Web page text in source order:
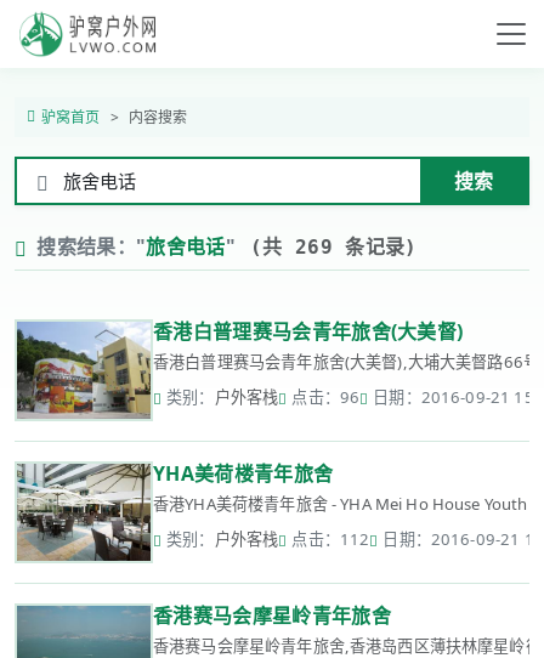
驴窝首页 内容搜索
搜索
搜索结果："旅舍电话" (共 269 条记录)
香港白普理赛马会青年旅舍(大美督)
香港白普理赛马会青年旅舍(大美督),大埔大美督路66
类别： 户外客栈 点击：96 日期：2016-09-21
YHA美荷楼青年旅舍
香港YHA美荷楼青年旅舍 - YHA Mei Ho House
类别： 户外客栈 点击：112 日期：2016-09-21
香港赛马会摩星岭青年旅舍
香港赛马会摩星岭青年旅舍,香港岛西区薄扶林摩星岭